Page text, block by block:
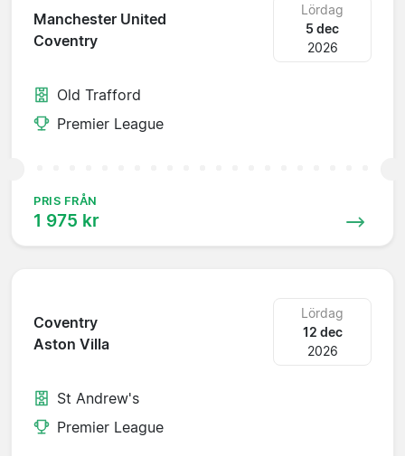
Manchester United
Coventry
Lördag
5 dec
2026
Old Trafford
Premier League
PRIS FRÅN
1 975 kr
Coventry
Aston Villa
Lördag
12 dec
2026
St Andrew's
Premier League